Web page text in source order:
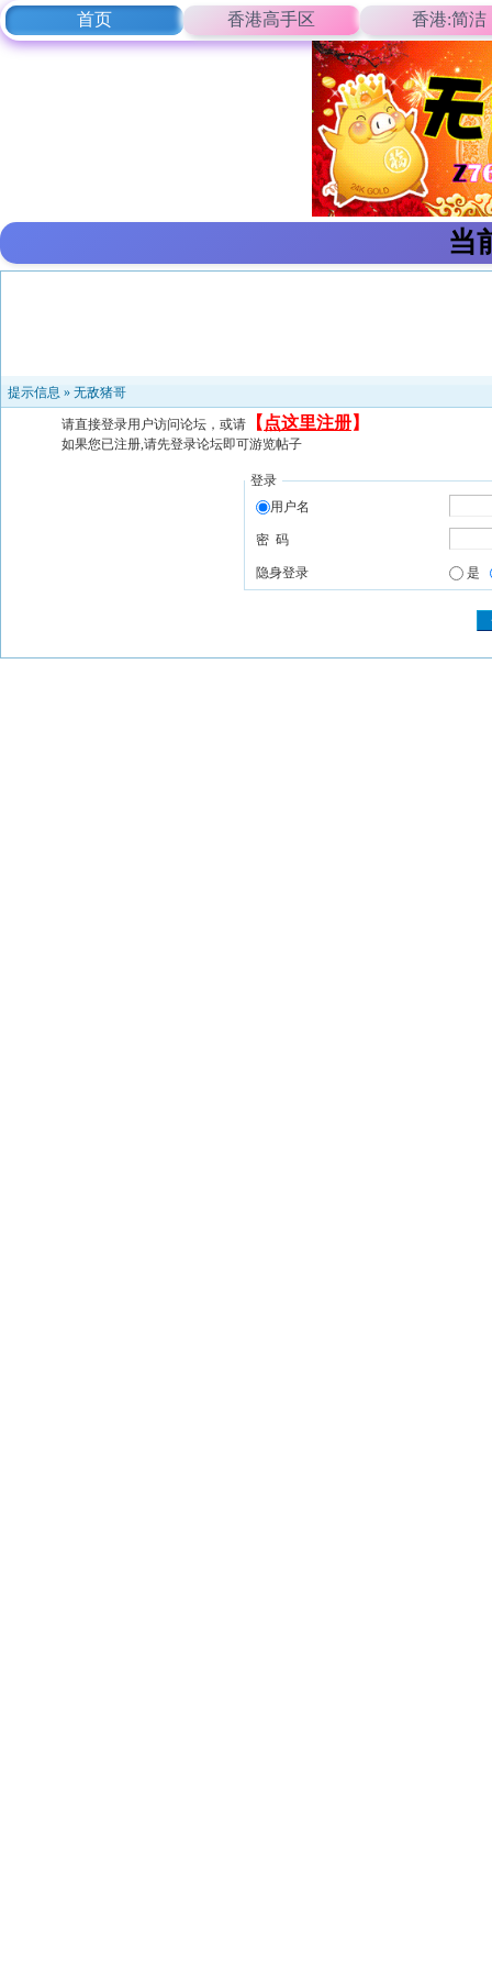
首页 香港高手区 香港:简洁
当
提示信息 » 无敌猪哥
请直接登录用户访问论坛，或请 【 点这里注册】
如果您已注册,请先登录论坛即可游览帖子
登录
用户名
密 码
隐身登录 是